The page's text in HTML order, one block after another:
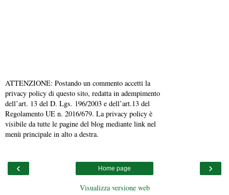
ATTENZIONE: Postando un commento accetti la
privacy policy di questo sito, redatta in adempimento
dell’art. 13 del D. Lgs. 196/2003 e dell’art.13 del
Regolamento UE n. 2016/679. La privacy policy è
visibile da tutte le pagine del blog mediante link nel
menù principale in alto a destra.
‹ ›
Home page
Visualizza versione web